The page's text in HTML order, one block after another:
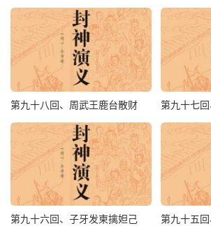
接应。张奎放心赶来，看看赶有二十里
炮声响亮，三军呐喊，震动天地；周营
来，杀奔城下。高兰英在城上，全装甲
周营中，又是炮响，不知其故。忽城上
八臂，脚踏风火轮，摇火尖槍杀来，
刀，抵住了哪吒。二人在城上不便争持
哪吒随後赶来；雷震子又早展开二翅，
棍，把城上军士打散，随斩关落锁，周
不好，正欲取葫芦，放太陽神针，早已
坤圈，打中顶上，翻下马来；又是一槍
封神台去了。有诗为证：
第九十八回、周武王鹿台散财 第九十七
第九十六回、子牙发柬擒妲己 第九十五